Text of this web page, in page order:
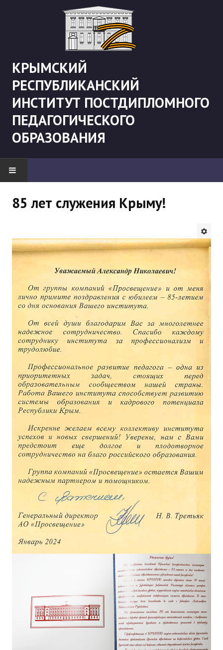
КРЫМСКИЙ
РЕСПУБЛИКАНСКИЙ
ИНСТИТУТ ПОСТДИПЛОМНОГО
ПЕДАГОГИЧЕСКОГО
ОБРАЗОВАНИЯ
Будни института
ИНСТИТУТ
Противодействие коррупции
В ПОМОЩЬ УЧИТЕЛЮ
Организация УВП
ГИА
Карта ГИА РК
Советуем прочитать
Готовимся к новому учебному году 2026-2027
ДПО
Профессиональная переподготовка
Повышение квалификации
КОНТАКТЫ
85 лет служения Крыму!